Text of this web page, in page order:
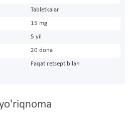
Tabletkalar
15 mg
5 yil
20 dona
Faqat retsept bilan